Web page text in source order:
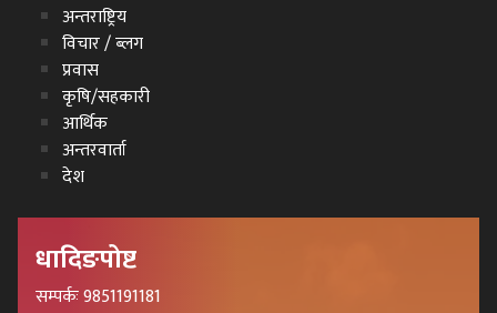
अन्तराष्ट्रिय
विचार / ब्लग
प्रवास
कृषि/सहकारी
आर्थिक
अन्तरवार्ता
देश
धादिङपोष्ट
सम्पर्कः 9851191181